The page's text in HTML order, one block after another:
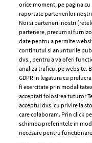
ELLE Style
2024
Despre ELLE
Romania
Contact
Abonamente
orice moment, pe pagina
raportate partenerilor
Noi si partenerii nostri
partenere, precum si
date pentru a permite
continutul si anunturile
dvs., pentru a va oferi
analiza traficul pe website.
GDPR in legatura cu
fi exercitate prin
acceptati folosirea tuturor
acceptul dvs. cu privire la
care colaboram. Prin click pe
schimba preferintele in
necesare pentru